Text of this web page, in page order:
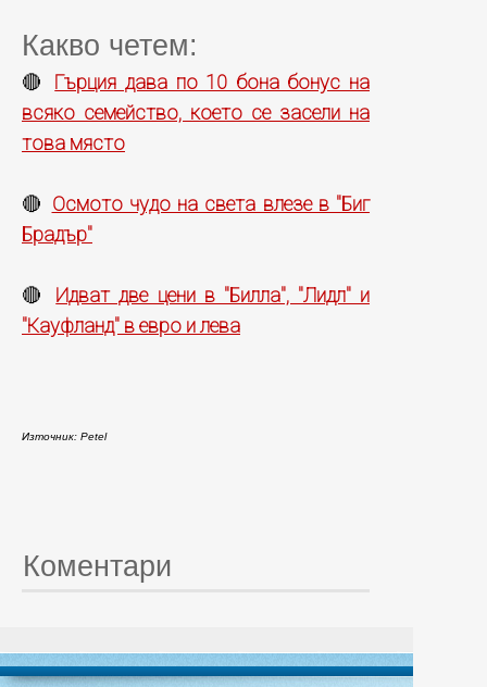
Какво четем:
🔴 Гърция дава по 10 бона бонус на
всяко семейство, което се засели на
това място
🔴 Осмото чудо на света влезе в "Биг
Брадър"
🔴 Идват две цени в "Билла", "Лидл" и
"Кауфланд" в евро и лева
Източник: Petel
Коментари